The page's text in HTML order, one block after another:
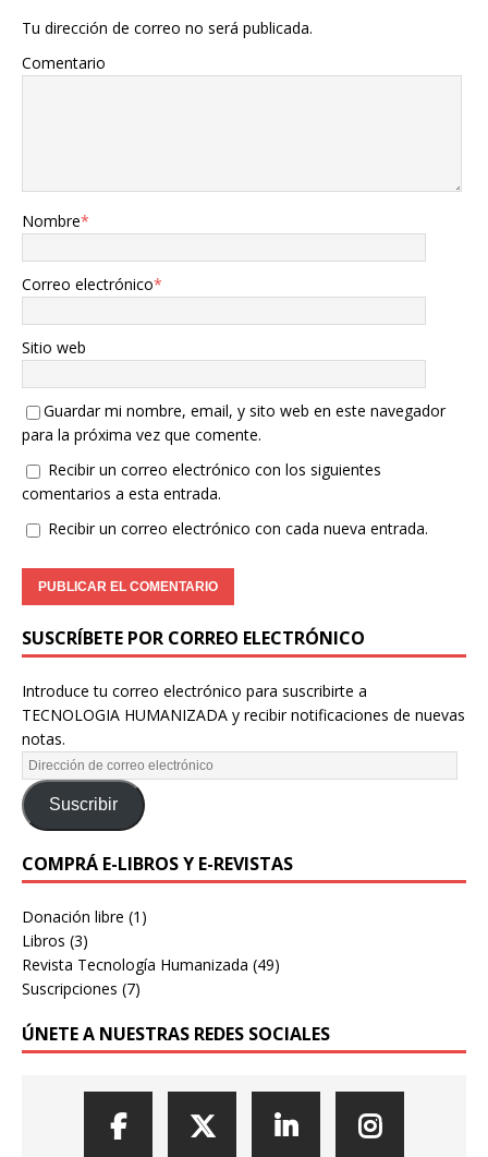
Tu dirección de correo no será publicada.
Comentario
Nombre*
Correo electrónico*
Sitio web
Guardar mi nombre, email, y sito web en este navegador
para la próxima vez que comente.
Recibir un correo electrónico con los siguientes
comentarios a esta entrada.
Recibir un correo electrónico con cada nueva entrada.
SUSCRÍBETE POR CORREO ELECTRÓNICO
Introduce tu correo electrónico para suscribirte a
TECNOLOGIA HUMANIZADA y recibir notificaciones de nuevas
notas.
Suscribir
COMPRÁ E-LIBROS Y E-REVISTAS
Donación libre (1)
Libros (3)
Revista Tecnología Humanizada (49)
Suscripciones (7)
ÚNETE A NUESTRAS REDES SOCIALES